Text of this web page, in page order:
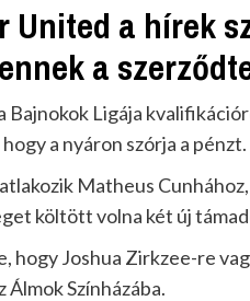
United a hírek
a
Bajnokok Ligája
a nyáron szórja a pénzt.
Matheus
költött volna két új
hogy Joshua Zirkzee-re
Álmok Színházába.